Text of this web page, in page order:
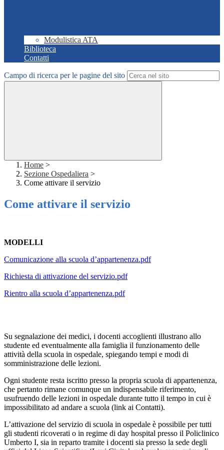
Modulistica ATA
Biblioteca
Contatti
Campo di ricerca per le pagine del sito
Home >
Sezione Ospedaliera >
Come attivare il servizio
Come attivare il servizio
MODELLI
Comunicazione alla scuola d’appartenenza.pdf
Richiesta di attivazione del servizio.pdf
Rientro alla scuola d’appartenenza.pdf
Su segnalazione dei medici, i docenti accoglienti illustrano allo
studente ed eventualmente alla famiglia il funzionamento delle
attività della scuola in ospedale, spiegando tempi e modi di
somministrazione delle lezioni.
Ogni studente resta iscritto presso la propria scuola di appartenenza,
che pertanto rimane comunque un indispensabile riferimento,
usufruendo delle lezioni in ospedale durante tutto il tempo in cui è
impossibilitato ad andare a scuola (link ai Contatti).
L’attivazione del servizio di scuola in ospedale è possibile per tutti
gli studenti ricoverati o in regime di day hospital presso il Policlinico
Umberto I, sia in reparto tramite i docenti sia presso la sede degli